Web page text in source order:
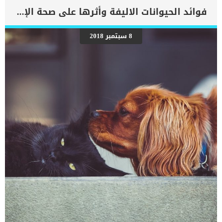
قراءته للنهاية. اقرا ايضا: الاستئصال الجزئى من مقلة العين عند الكلاب
اعراض ورم العين عند الكلاب هناك اكثر من نوع من اورام العين يمكن ان
تصيب الكلاب, ولكل منها اعراض محددة سنتناولها على حدا اولا: اورام
الجفن يظهر هذا ككتلة على هامش الجفن أو داخل الجفنكما يمكن أن
يتراوح لونها من الوردي إلى البني الغامق للغاية. ثانيا: اورام العنبية قد
تكون هناك كتلة على القزحية أو الجسم الهدبيكما يمكن أن تبرز الكتلة أو
فوائد الحيوانات الاليفة وأثرها على صحة الإنسان
8 سبتمبر 2018